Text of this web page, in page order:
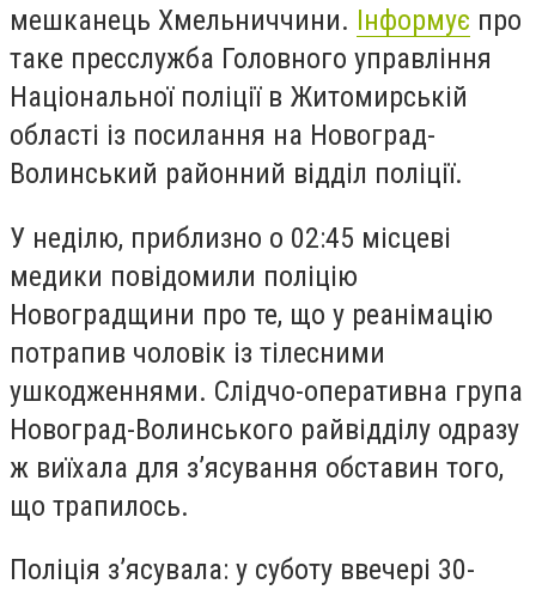
мешканець Хмельниччини. Інформує про
таке пресслужба Головного управління
Національної поліції в Житомирській
області із посилання на Новоград-
Волинський районний відділ поліції.
У неділю, приблизно о 02:45 місцеві
медики повідомили поліцію
Новоградщини про те, що у реанімацію
потрапив чоловік із тілесними
ушкодженнями. Слідчо-оперативна група
Новоград-Волинського райвідділу одразу
ж виїхала для з’ясування обставин того,
що трапилось.
Поліція з’ясувала: у суботу ввечері 30-